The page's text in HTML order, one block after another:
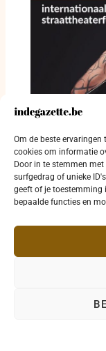
Om de beste
cookies om informatie
Door in te stemmen
surfgedrag of unieke
geeft of je toestemming
bepaalde functies en
Straattheater
in Diksmuide
8 augustus 2026
Copyright ©